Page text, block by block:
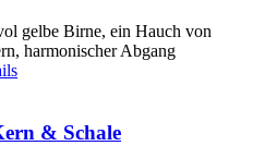
gelbe Birne, ein Hauch von
harmonischer Abgang
& Schale